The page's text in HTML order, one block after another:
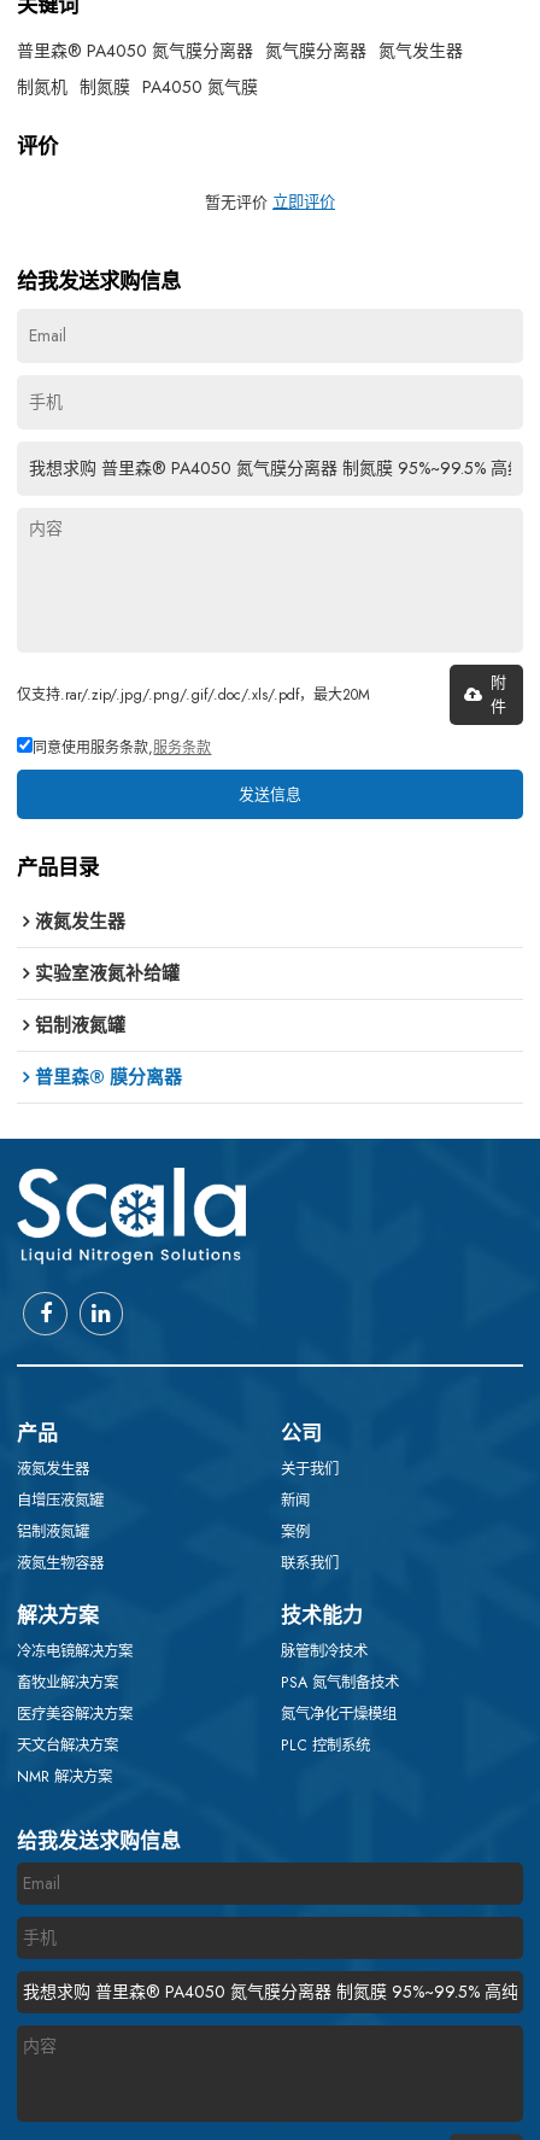
普里森® PA4050 氮气膜分离器 氮气膜分离器 氮气发生器
制氮机 制氮膜 PA4050 氮气膜
评价
暂无评价 立即评价
给我发送求购信息
仅支持.rar/.zip/.jpg/.png/.gif/.doc/.xls/.pdf，最大20M
附
件
同意使用服务条款,服务条款
发送信息
产品目录
液氮发生器
实验室液氮补给罐
铝制液氮罐
普里森® 膜分离器
产品
液氮发生器
自增压液氮罐
铝制液氮罐
液氮生物容器
公司
关于我们
新闻
案例
联系我们
解决方案
冷冻电镜解决方案
畜牧业解决方案
医疗美容解决方案
天文台解决方案
NMR 解决方案
技术能力
脉管制冷技术
PSA 氮气制备技术
氮气净化干燥模组
PLC 控制系统
给我发送求购信息